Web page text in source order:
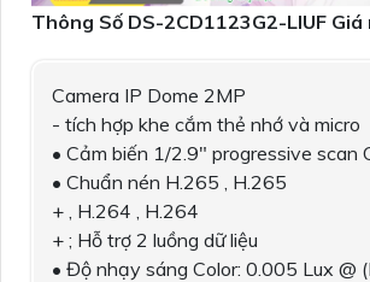
Thông Số DS-2CD1123G2-LIUF Giá
Camera IP Dome 2MP
- tích hợp khe cắm thẻ nhớ và micro
• Cảm biến 1/2.9" progressive scan
• Chuẩn nén H.265 , H.265
+ , H.264 , H.264
+ ; Hỗ trợ 2 luồng dữ liệu
• Độ nhạy sáng Color: 0.005 Lux @